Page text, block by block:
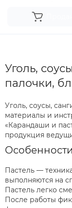
Уголь,
палочки,
Уголь, соусы,
материалы и
«Карандаши и
продукция
Пастель —
выполняются на
Пастель легко
После работы